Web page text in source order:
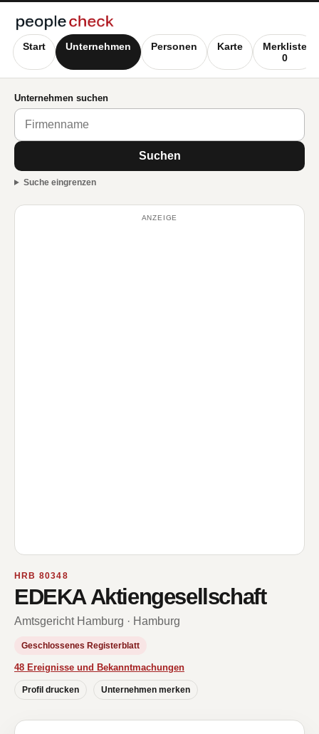
Start Unternehmen Personen Karte
Merkliste
0
Unternehmen suchen
Suchen
Suche eingrenzen
ANZEIGE
HRB 80348
EDEKA Aktiengesellschaft
Amtsgericht Hamburg · Hamburg
Geschlossenes Registerblatt
48 Ereignisse und Bekanntmachungen
Profil drucken Unternehmen merken